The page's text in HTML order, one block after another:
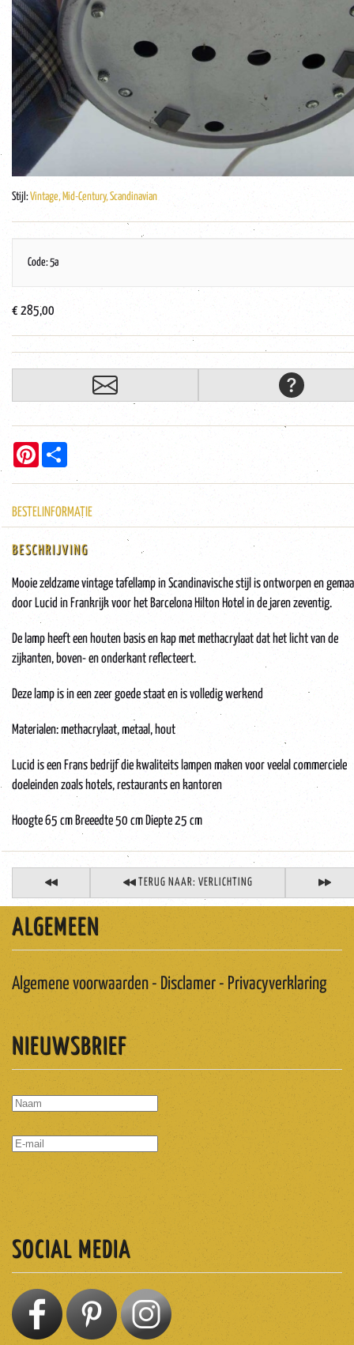
Stijl:Vintage, Mid-Century, Scandinavian
Code: 5a
€ 285,00
Pinterest
BESTELINFORMATIE
BESCHRIJVING
Mooie zeldzame vintage tafellamp in Scandinavische stijl is ontworpen en
door Lucid in Frankrijk voor het Barcelona Hilton Hotel in de jaren zeventig.
De lamp heeft een houten basis en kap met methacrylaat dat het licht van de
zijkanten, boven- en onderkant reflecteert.
Deze lamp is in een zeer goede staat en is volledig werkend
Materialen: methacrylaat, metaal, hout
Lucid is een Frans bedrijf die kwaliteits lampen maken voor veelal commerciele
doeleinden zoals hotels, restaurants en kantoren
Hoogte 65 cm Breeedte 50 cm Diepte 25 cm
TERUG NAAR: VERLICHTING
ALGEMEEN
Algemene voorwaarden - Disclamer - Privacyverklaring
NIEUWSBRIEF
SOCIAL MEDIA